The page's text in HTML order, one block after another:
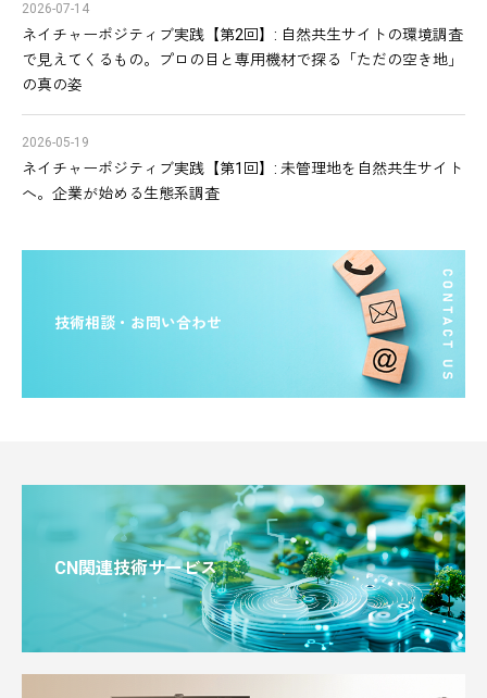
ネイチャーポジティブ実践【第2回】: 自然共生サイトの環境調査
で見えてくるもの。プロの目と専用機材で探る「ただの空き地」
の真の姿
2026-07-14
ネイチャーポジティブ実践【第1回】: 未管理地を自然共生サイト
へ。企業が始める生態系調査
2026-05-19
技術相談・お問い合わせ
CN関連技術サービス